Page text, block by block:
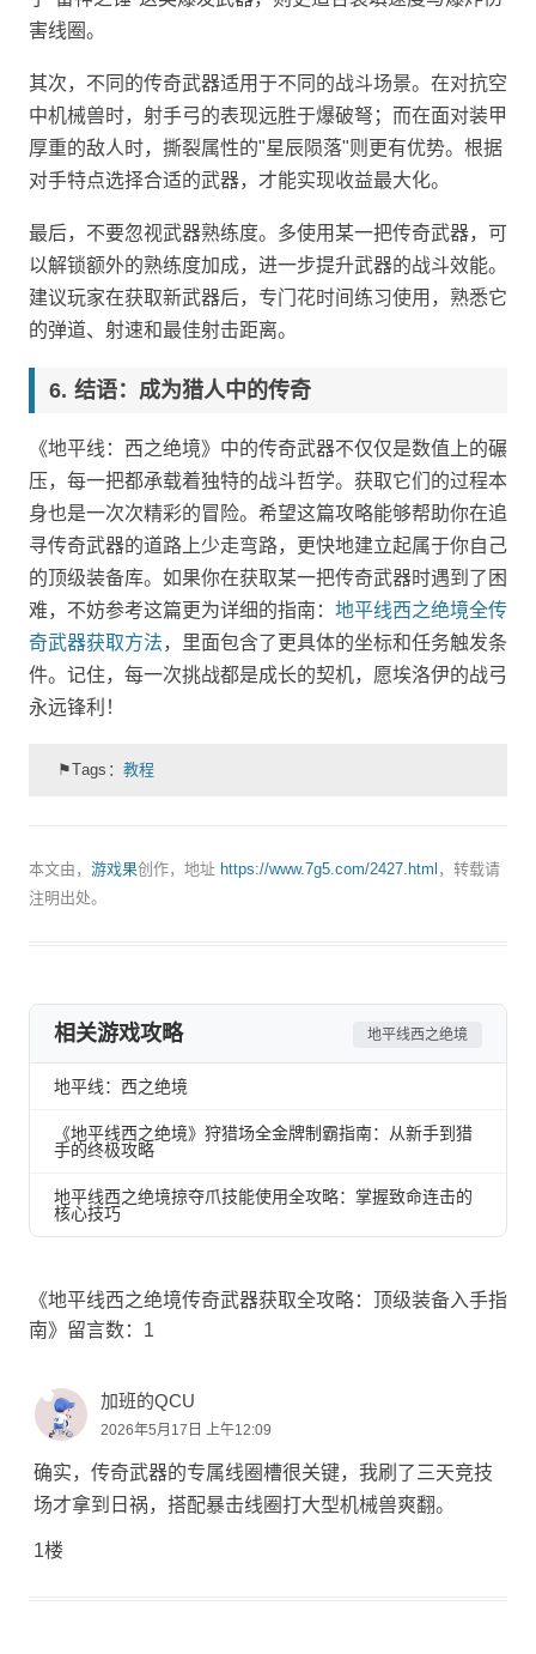
害线圈。
其次，不同的传奇武器适用于不同的战斗场景。在对抗空
中机械兽时，射手弓的表现远胜于爆破弩；而在面对装甲
厚重的敌人时，撕裂属性的"星辰陨落"则更有优势。根据
对手特点选择合适的武器，才能实现收益最大化。
最后，不要忽视武器熟练度。多使用某一把传奇武器，可
以解锁额外的熟练度加成，进一步提升武器的战斗效能。
建议玩家在获取新武器后，专门花时间练习使用，熟悉它
的弹道、射速和最佳射击距离。
结语：成为猎人中的传奇
《地平线：西之绝境》中的传奇武器不仅仅是数值上的碾
压，每一把都承载着独特的战斗哲学。获取它们的过程本
身也是一次次精彩的冒险。希望这篇攻略能够帮助你在追
寻传奇武器的道路上少走弯路，更快地建立起属于你自己
的顶级装备库。如果你在获取某一把传奇武器时遇到了困
难，不妨参考这篇更为详细的指南： 地平线西之绝境全传
奇武器获取方法，里面包含了更具体的坐标和任务触发条
件。记住，每一次挑战都是成长的契机，愿埃洛伊的战弓
永远锋利！
⚑Tags：教程
本文由， 游戏果创作，地址 https://www.7g5.com/2427.html ，转载请
注明出处。
相关游戏攻略 地平线西之绝境
地平线：西之绝境
《地平线西之绝境》狩猎场全金牌制霸指南：从新手到猎
手的终极攻略
地平线西之绝境掠夺爪技能使用全攻略：掌握致命连击的
核心技巧
《地平线西之绝境传奇武器获取全攻略：顶级装备入手指
南》留言数：1
加班的QCU
2026年5月17日 上午12:09
确实，传奇武器的专属线圈槽很关键，我刷了三天竞技
场才拿到日祸，搭配暴击线圈打大型机械兽爽翻。
1楼